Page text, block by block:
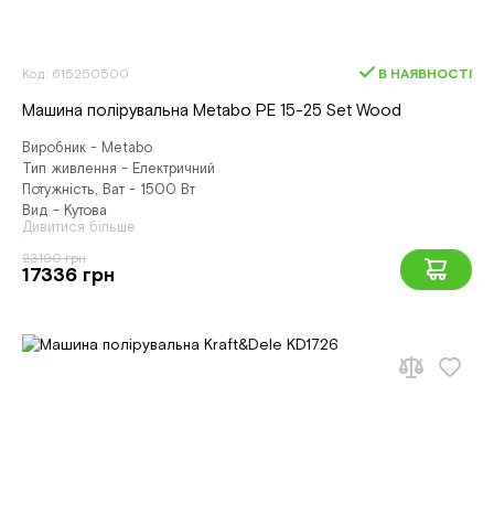
Код: 615250500 В НАЯВНОСТІ
Машина полірувальна Metabo PE 15-25 Set Wood
Виробник - Metabo
Тип живлення - Електричний
Потужність, Ват - 1500 Вт
Вид - Кутова
Дивитися більше
23190 грн
17336 грн